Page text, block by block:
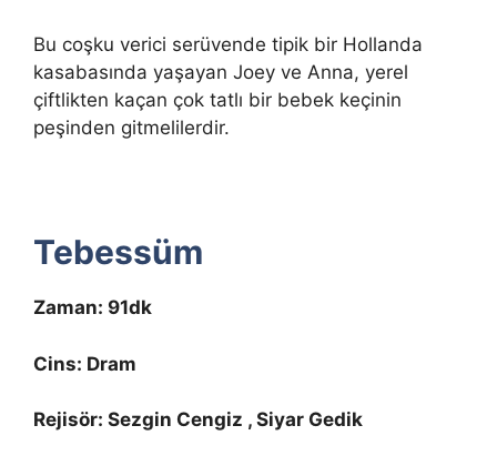
Bu coşku verici serüvende tipik bir Hollanda
kasabasında yaşayan Joey ve Anna, yerel
çiftlikten kaçan çok tatlı bir bebek keçinin
peşinden gitmelilerdir.
Tebessüm
Zaman: 91dk
Cins: Dram
Rejisör: Sezgin Cengiz , Siyar Gedik